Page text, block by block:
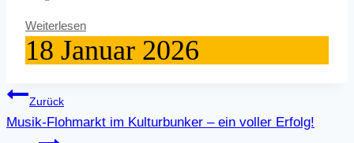
Weiterlesen
18 Januar 2026
Beitragsnavigation
Zurück
Musik-Flohmarkt im Kulturbunker – ein voller Erfolg!